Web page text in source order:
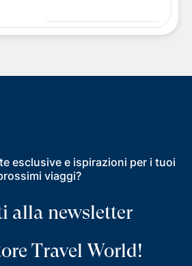
esclusive e ispirazioni per i tuoi
viaggi?
alla newsletter
Travel World!